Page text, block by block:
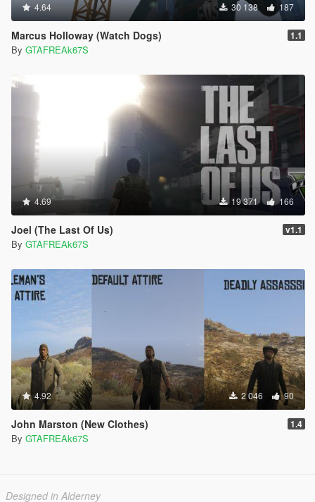
4.64 30 138 187
Marcus Holloway (Watch Dogs) 1.1
By GTAFREAk67S
4.69 19 371 166
Joel (The Last Of Us) v1.1
By GTAFREAk67S
4.92 2 046 90
John Marston (New Clothes) 1.4
By GTAFREAk67S
Designed in Alderney